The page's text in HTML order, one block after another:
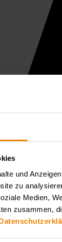
und
zu
Medien,
zusammen,